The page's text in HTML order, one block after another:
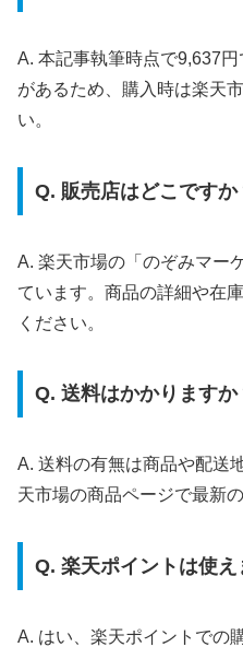
A. 本記事執筆時点で9,637
があるため、購入時は楽天
い。
Q. 販売店はどこですか
A. 楽天市場の「のぞみマー
ています。商品の詳細や在
ください。
Q. 送料はかかりますか
A. 送料の有無は商品や配送
天市場の商品ページで最新
Q. 楽天ポイントは使え
A. はい、楽天ポイントでの